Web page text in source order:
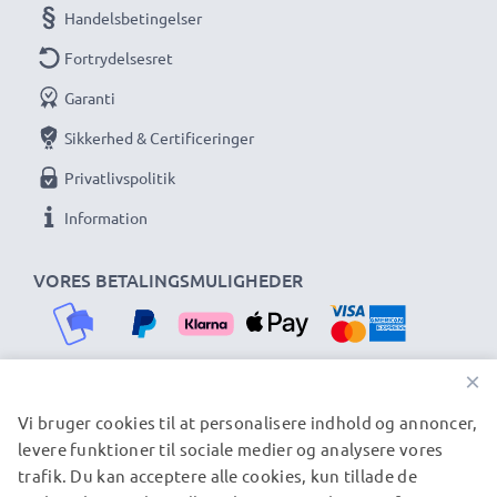
Kompakt og rejsevenligt
tage med
CELLONIC Magnetisk RGB LED Videolys –
specifikationer:
Farvetemperatur:
Lysstyrke:0–100 % justerbar
Batteri:2000mAh (5V) genopladeligt
Opladning: USB-C
Montering: Magnet, clip og Cold Shoe
stativer, videorigs m.m.
Siden 2004 har subtel leveret
VORES BETALINGSMULIGHEDER
Handelsbetingelser
Fortrydelsesret
Garanti
Sikkerhed & Certificeringer
Privatlivspolitik
Information
VORES FORSENDELSESPARTNERE
×
Vi bruger cookies til at personalisere indhold og annoncer,
levere funktioner til sociale medier og analysere vores
trafik. Du kan acceptere alle cookies, kun tillade de